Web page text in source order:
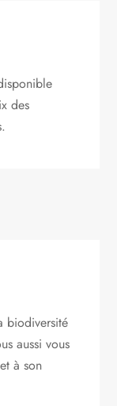
des
biodiversité
aussi vous
à son